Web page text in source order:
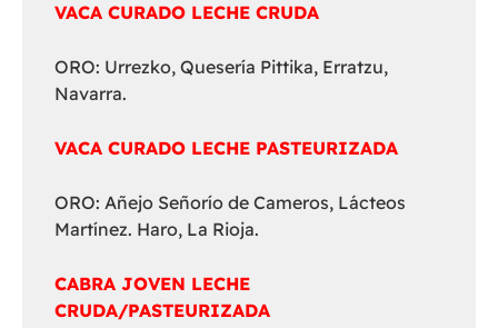
VACA CURADO LECHE CRUDA
ORO: Urrezko, Quesería Pittika, Erratzu,
Navarra.
VACA CURADO LECHE PASTEURIZADA
ORO: Añejo Señorío de Cameros, Lácteos
Martínez. Haro, La Rioja.
CABRA JOVEN LECHE
CRUDA/PASTEURIZADA